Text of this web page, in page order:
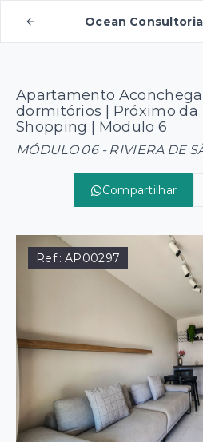
Ocean
Apartamento
dormitórios | Próximo da
Shopping | Modulo 6
MÓDULO 06 - RIVIERA DE
Compartilhar
Ref.:AP00297